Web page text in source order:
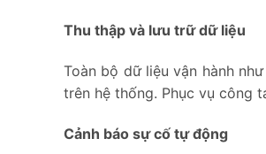
Thu thập và lưu trữ dữ liệu
Toàn bộ dữ liệu vận hành
trên hệ thống. Phục vụ công
Cảnh báo sự cố tự động